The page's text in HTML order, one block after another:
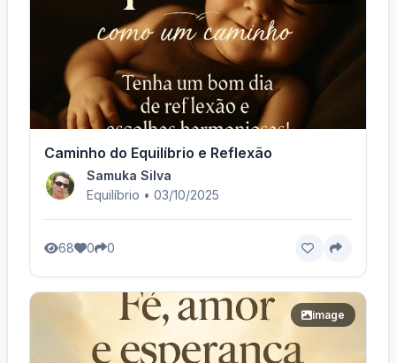
Caminho do Equilíbrio e Reflexão
Samuka Silva
Equilíbrio • 03/10/2025
68 0 0
image